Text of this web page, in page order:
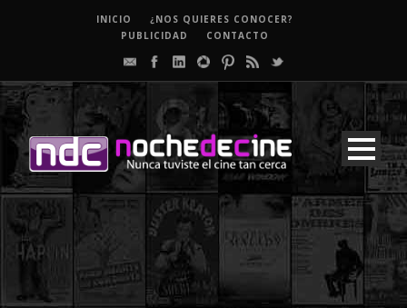
INICIO
¿NOS QUIERES CONOCER?
PUBLICIDAD
CONTACTO